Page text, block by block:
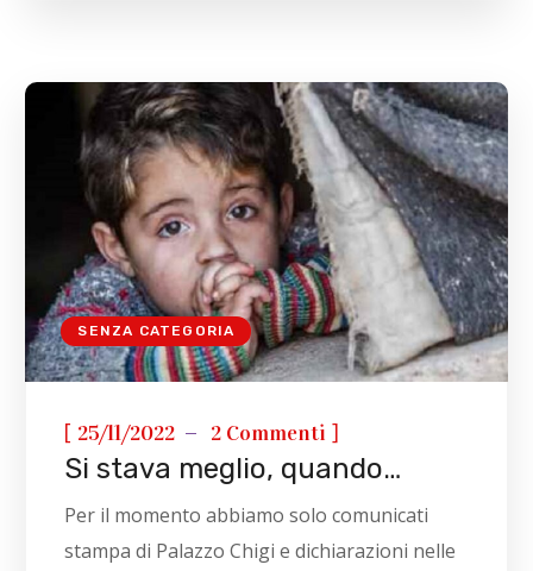
SENZA CATEGORIA
[ 25/11/2022 2 Commenti ]
Si stava meglio, quando…
Per il momento abbiamo solo comunicati
stampa di Palazzo Chigi e dichiarazioni nelle